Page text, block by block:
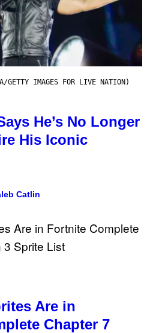
GETTY IMAGES FOR LIVE NATION)
He’s No Longer
His Iconic
Catlin
Are in
Chapter 7